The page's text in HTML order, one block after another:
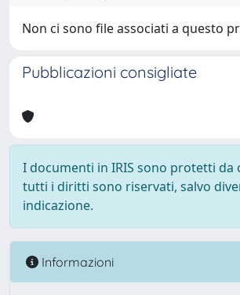
Non ci sono file associati a questo
Pubblicazioni consigliate
I documenti in IRIS sono protetti da
tutti i diritti sono riservati, salvo
indicazione.
Informazioni